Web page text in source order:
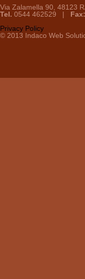
Via Zalamella 90, 48123
Tel. 0544 462529 | Fax:
Privacy Policy
© 2013 Indaco Web